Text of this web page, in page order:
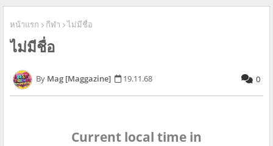
หน้าแรก กีฬา ไม่มีชื่อ
ไม่มีชื่อ
Mag [Maggazine] 19.11.68 0
Current local time in